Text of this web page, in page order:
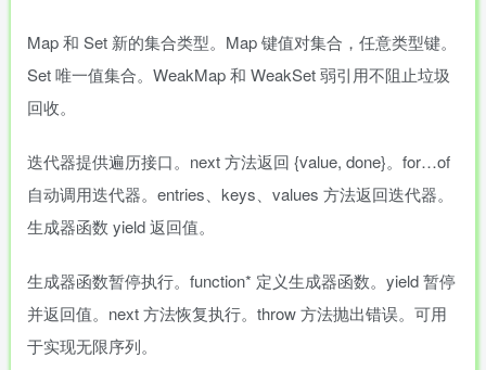
Map 和 Set 新的集合类型。Map 键值对集合，任意类型键。
Set 唯一值集合。WeakMap 和 WeakSet 弱引用不阻止垃圾
回收。
迭代器提供遍历接口。next 方法返回 {value, done}。for…of
自动调用迭代器。entries、keys、values 方法返回迭代器。
生成器函数 yield 返回值。
生成器函数暂停执行。function* 定义生成器函数。yield 暂停
并返回值。next 方法恢复执行。throw 方法抛出错误。可用
于实现无限序列。